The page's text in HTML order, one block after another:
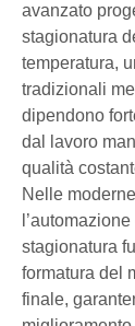
avanzato
stagionatura
temperatura,
tradizionali
dipendono
dal lavoro
qualità
Nelle
stagionatura
formatura del
finale,